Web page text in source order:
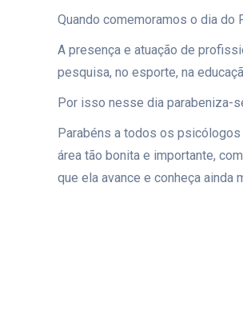
Quando comemoramos o dia
A presença e atuação de
pesquisa, no esporte, na
Por isso nesse dia parabeniza-
Parabéns a todos os
área tão bonita e importante,
que ela avance e conheça ainda